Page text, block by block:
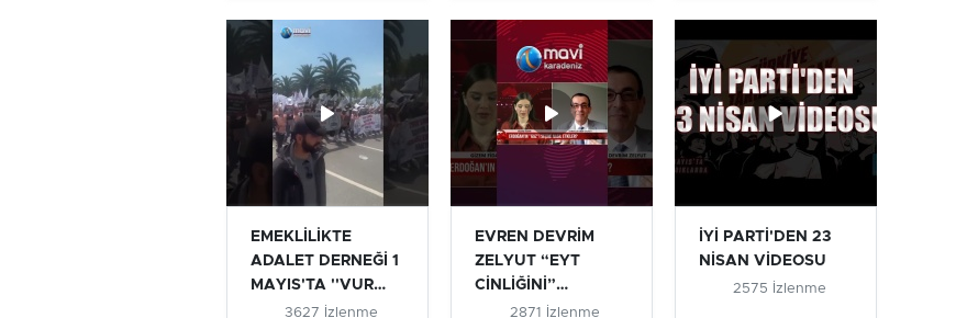
EMEKLİLİKTE
ADALET DERNEĞİ 1
MAYIS'TA ''VUR
VUR İNLESİN VE...
3627 İzlenme
EVREN DEVRİM
ZELYUT “EYT
CİNLİĞİNİ”
AÇIKLADI #eyt
2871 İzlenme
İYİ PARTİ'DEN 23
NİSAN VİDEOSU
2575 İzlenme